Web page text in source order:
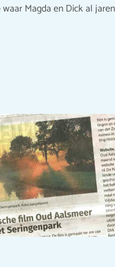
Magda en Dick al